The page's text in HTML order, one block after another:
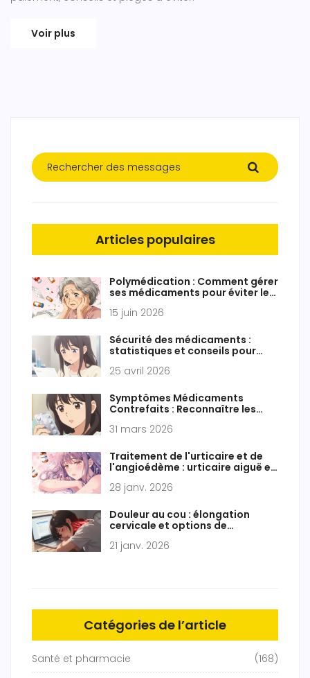
Voir plus
Articles populaires
Polymédication : Comment gérer
ses médicaments pour éviter les
15 juin 2026
Sécurité des médicaments :
statistiques et conseils pour
25 avril 2026
Symptômes Médicaments
Contrefaits : Reconnaître les
31 mars 2026
Traitement de l'urticaire et de
l'angioédème : urticaire aiguë et
28 janv. 2026
Douleur au cou : élongation
cervicale et options de
21 janv. 2026
Catégories de l’article
Santé et pharmacie (168)